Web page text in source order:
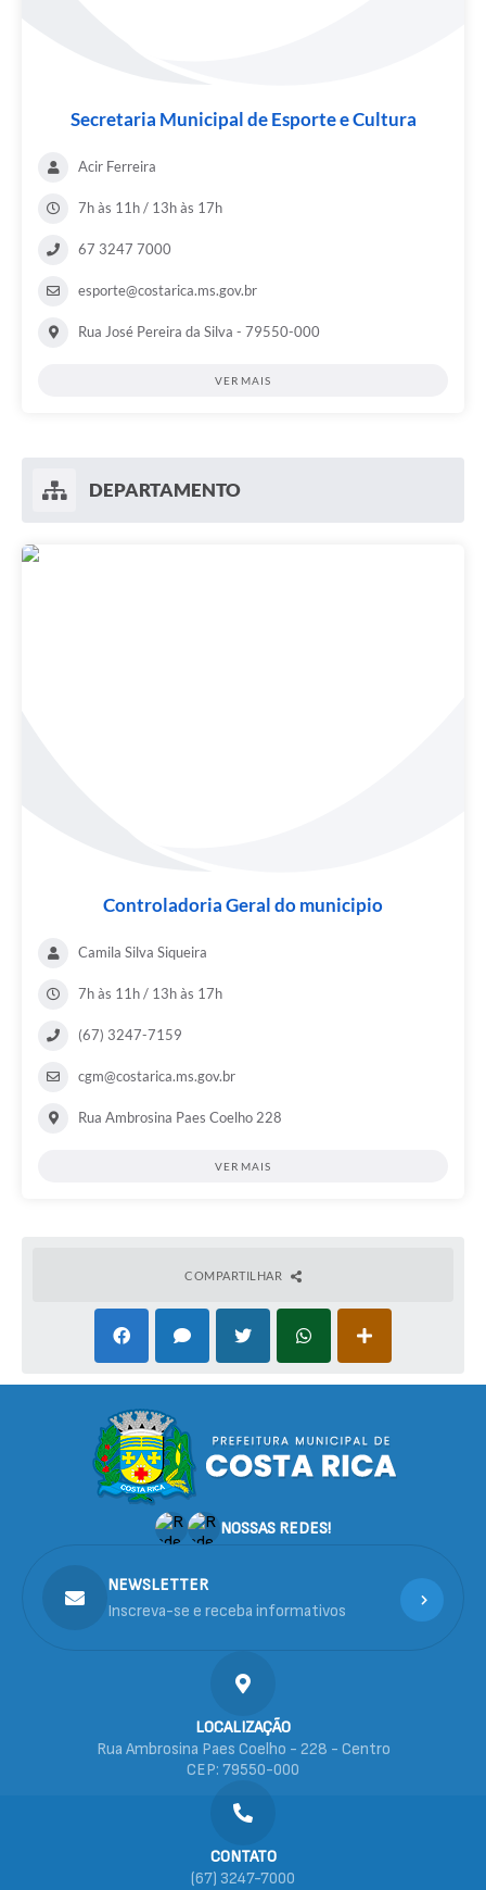
Secretaria Municipal de Esporte e Cultura
Acir Ferreira
7h às 11h / 13h às 17h
67 3247 7000
esporte@costarica.ms.gov.br
Rua José Pereira da Silva - 79550-000
VER MAIS
DEPARTAMENTO
Controladoria Geral do municipio
Camila Silva Siqueira
7h às 11h / 13h às 17h
(67) 3247-7159
cgm@costarica.ms.gov.br
Rua Ambrosina Paes Coelho 228
VER MAIS
COMPARTILHAR
NOSSAS REDES!
LOCALIZAÇÃO
Rua Ambrosina Paes Coelho - 228 - Centro
CEP: 79550-000
CONTATO
(67) 3247-7000
NEWSLETTER
Inscreva-se e receba informativos